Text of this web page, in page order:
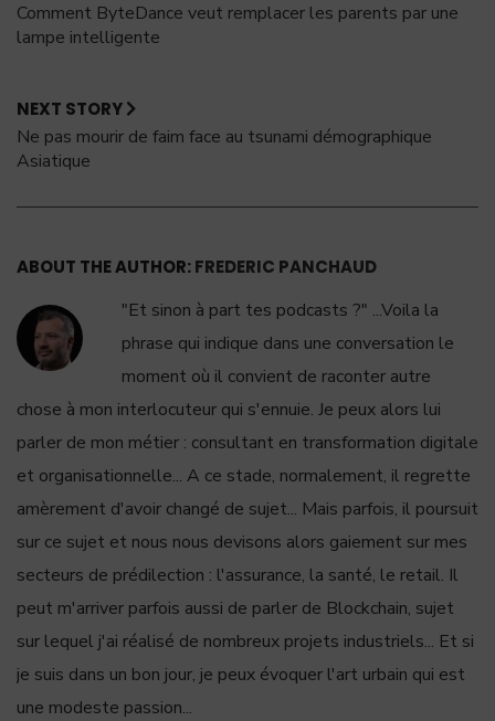
Comment ByteDance veut remplacer les parents par une
lampe intelligente
NEXT STORY
Ne pas mourir de faim face au tsunami démographique
Asiatique
ABOUT THE AUTHOR:FREDERIC PANCHAUD
"Et sinon à part tes podcasts ?" ...Voila la
phrase qui indique dans une conversation le
moment où il convient de raconter autre
chose à mon interlocuteur qui s'ennuie. Je peux alors lui
parler de mon métier : consultant en transformation digitale
et organisationnelle... A ce stade, normalement, il regrette
amèrement d'avoir changé de sujet... Mais parfois, il poursuit
sur ce sujet et nous nous devisons alors gaiement sur mes
secteurs de prédilection : l'assurance, la santé, le retail. Il
peut m'arriver parfois aussi de parler de Blockchain, sujet
sur lequel j'ai réalisé de nombreux projets industriels... Et si
je suis dans un bon jour, je peux évoquer l'art urbain qui est
une modeste passion...